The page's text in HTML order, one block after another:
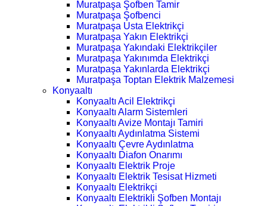
Muratpaşa Şofben Tamir
Muratpaşa Şofbenci
Muratpaşa Usta Elektrikçi
Muratpaşa Yakın Elektrikçi
Muratpaşa Yakındaki Elektrikçiler
Muratpaşa Yakınımda Elektrikçi
Muratpaşa Yakınlarda Elektrikçi
Muratpaşa Toptan Elektrik Malzemesi
Konyaaltı
Konyaaltı Acil Elektrikçi
Konyaaltı Alarm Sistemleri
Konyaaltı Avize Montajı Tamiri
Konyaaltı Aydınlatma Sistemi
Konyaaltı Çevre Aydınlatma
Konyaaltı Diafon Onarımı
Konyaaltı Elektrik Proje
Konyaaltı Elektrik Tesisat Hizmeti
Konyaaltı Elektrikçi
Konyaaltı Elektrikli Şofben Montajı